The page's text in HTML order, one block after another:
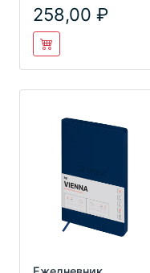
258,00